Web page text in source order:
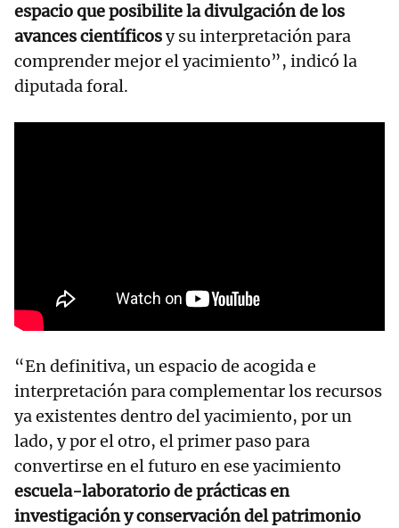
espacio que posibilite la divulgación de los
avances científicosy su interpretación para
comprender mejor el yacimiento”, indicó la
diputada foral.
“En definitiva, un espacio de acogida e
interpretación para complementar los recursos
ya existentes dentro del yacimiento, por un
lado, y por el otro, el primer paso para
convertirse en el futuro en ese yacimiento
escuela-laboratorio de prácticas en
investigación y conservación del patrimonio